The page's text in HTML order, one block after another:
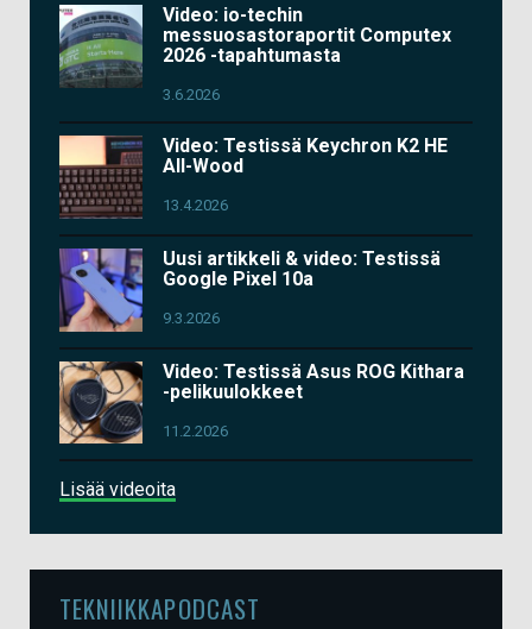
Video: io-techin
messuosastoraportit Computex
2026 -tapahtumasta
3.6.2026
Video: Testissä Keychron K2 HE
All-Wood
13.4.2026
Uusi artikkeli & video: Testissä
Google Pixel 10a
9.3.2026
Video: Testissä Asus ROG Kithara
-pelikuulokkeet
11.2.2026
Lisää videoita
TEKNIIKKAPODCAST